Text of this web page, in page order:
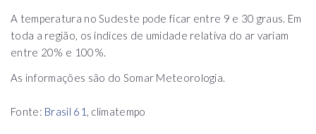
A temperatura no Sudeste pode ficar entre 9 e 30 graus. Em
toda a região, os índices de umidade relativa do ar variam
entre 20% e 100%.
As informações são do Somar Meteorologia.
Fonte: Brasil 61 , climatempo